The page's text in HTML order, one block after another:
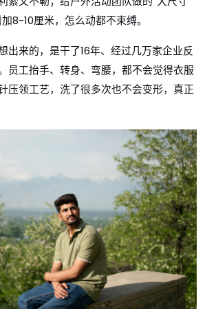
8-10厘米，怎么动都不束缚。
出来的，是干了16年、经过几万家企业反
员工抬手、转身、弯腰，都不会觉得衣服
压领工艺，洗了很多次也不会变形，真正